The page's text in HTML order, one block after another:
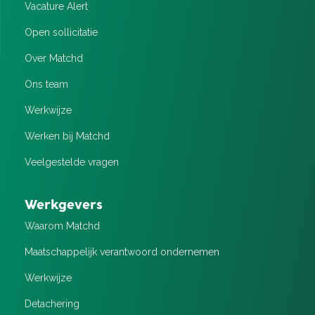
Vacature Alert
Open sollicitatie
Over Matchd
Ons team
Werkwijze
Werken bij Matchd
Veelgestelde vragen
Werkgevers
Waarom Matchd
Maatschappelijk verantwoord ondernemen
Werkwijze
Detachering